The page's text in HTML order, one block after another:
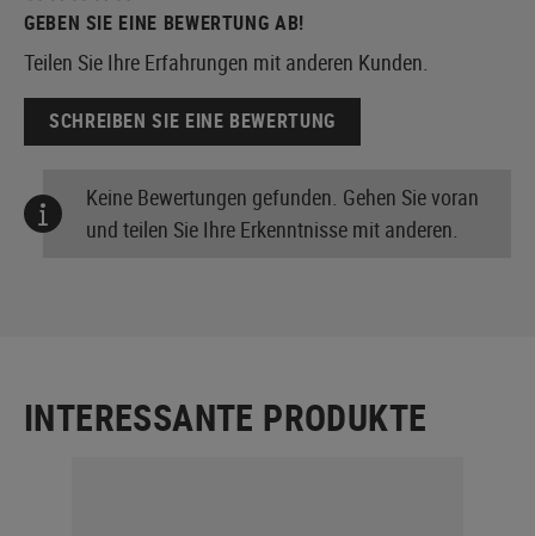
GEBEN SIE EINE BEWERTUNG AB!
Teilen Sie Ihre Erfahrungen mit anderen Kunden.
SCHREIBEN SIE EINE BEWERTUNG
Keine Bewertungen gefunden. Gehen Sie voran
und teilen Sie Ihre Erkenntnisse mit anderen.
INTERESSANTE PRODUKTE